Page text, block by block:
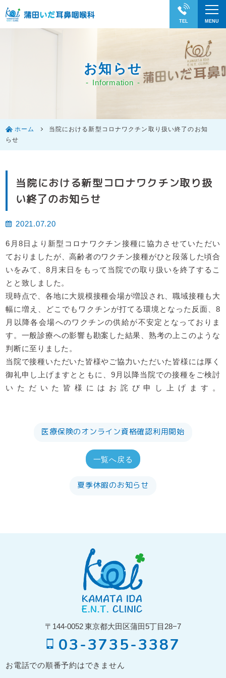
お知らせ
Information
ホーム
当院における新型コロナワクチン取り扱い終了のお知
らせ
当院における新型コロナワクチン取り扱
い終了のお知らせ
2021.07.20
6月8日より新型コロナワクチン接種に協力させていただい
ておりましたが、高齢者のワクチン接種がひと段落した頃合
いをみて、8月末日をもって当院での取り扱いを終了するこ
とと致しました。
現時点で、各地に大規模接種会場が増設され、職域接種も大
幅に増え、どこでもワクチンが打てる環境となった反面、8
月以降各会場へのワクチンの供給が不安定となっておりま
す。一般診療への影響も勘案した結果、熟考の上このような
判断に至りました。
当院で接種いただいた皆様やご協力いただいた皆様には厚く
御礼申し上げますとともに、9月以降当院での接種をご検討
いただいた皆様にはお詫び申し上げます。
医療保険のオンライン資格確認利用開始
一覧へ戻る
夏季休暇のお知らせ
〒144-0052東京都大田区蒲田5丁目28−7
03-3735-3387
お電話での順番予約はできません